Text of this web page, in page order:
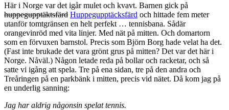
Här i Norge var det igår mulet och kvavt. Barnen gick på
huppegupptäktsfärd Huppegupptäcksfärd och hittade fem meter
utanför tomtgränsen en helt perfekt … tennisbana. Sådär
orangevinröd med vita linjer. Med nät på mitten. Och domartorn
som en förvuxen barnstol. Precis som Björn Borg hade velat ha det.
(Fast inte brukade det vara grönt grus på mitten? Det var det här i
Norge. Nåväl.) Någon letade reda på bollar och racketar, och så
satte vi igång att spela. Tre på ena sidan, tre på den andra och
Treåringen på en parkbänk i mitten, precis vid nätet. Då kom jag på
en underlig sanning:
Jag har aldrig någonsin spelat tennis.